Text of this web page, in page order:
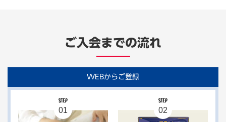
ご入会までの流れ
WEBからご登録